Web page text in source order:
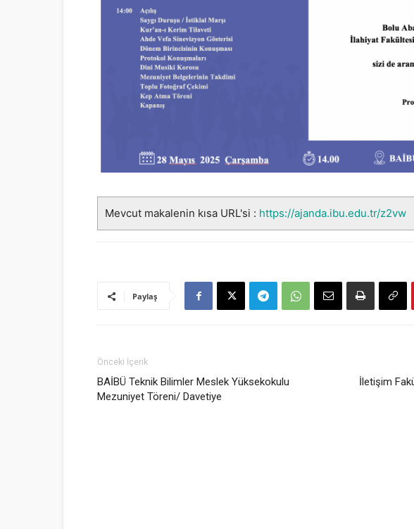
Mevcut makalenin kısa URL'si : https://ajanda.ibu.edu.tr/z2vw
Paylaş
Önceki İçerik
BAİBÜ Teknik Bilimler Meslek Yüksekokulu
Mezuniyet Töreni/ Davetiye
İletişim